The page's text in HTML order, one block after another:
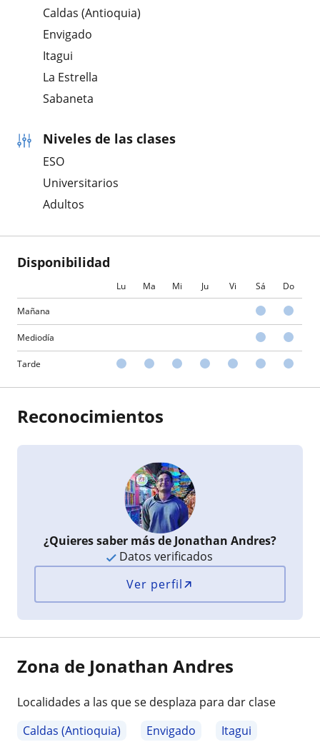
Caldas (Antioquia)
Envigado
Itagui
La Estrella
Sabaneta
Niveles de las clases
ESO
Universitarios
Adultos
Disponibilidad
Lu Ma Mi Ju Vi Sá Do
Mañana
Mediodía
Tarde
Reconocimientos
¿Quieres saber más de Jonathan Andres?
Datos verificados
Ver perfil
Zona de Jonathan Andres
Localidades a las que se desplaza para dar clase
Caldas (Antioquia)
Envigado Itagui